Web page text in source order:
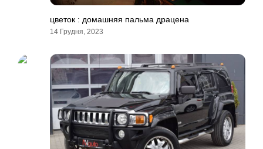
цветок : домашняя пальма драцена
14 Грудня, 2023